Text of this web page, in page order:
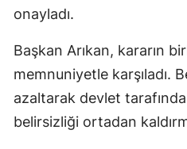
onayladı.
Başkan Arıkan, kararın
memnuniyetle karşıladı.
azaltarak devlet
belirsizliği ortadan